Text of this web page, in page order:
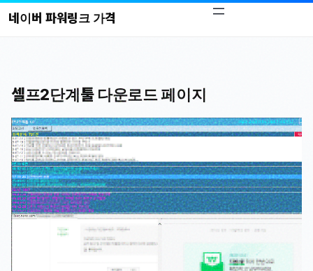
콘
가
기
네이버 파워링크 가격
셀프2단계툴 다운로드 페이지